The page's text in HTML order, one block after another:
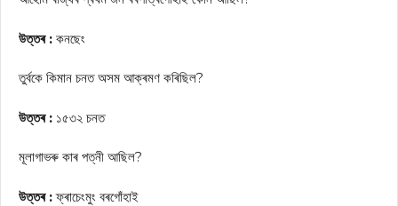
উত্তৰ : কনছেং
তুৰ্বকে কিমান চনত অসম আক্ৰমণ কৰিছিল?
উত্তৰ : ১৫৩২ চনত
মূলাগাভৰু কাৰ পত্নী আছিল?
উত্তৰ :ফ্ৰাচেংমুং বৰগোঁহাই